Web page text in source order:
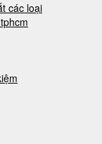
các loại